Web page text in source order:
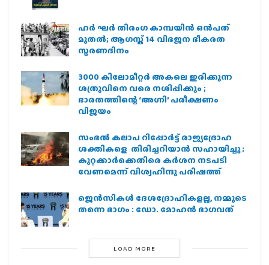
ഹര്‍ ഘര്‍ തിരംഗ കാമ്പയിന്‍ ഒന്‍പത്
മുതല്‍; ആഗസ്ത് 14 വിഭജന ഭീകരത
സ്മരണദിനം
3000 കിലോമീറ്റർ അകലെ ഇരിക്കുന്ന
ശത്രുവിനെ വരെ നശിപ്പിക്കും ;
ഭാരതത്തിന്റെ ‘അഗ്നി’ പരീക്ഷണം
വിജയം
സംഭൽ കലാപ റിപ്പോർട്ട് രാജ്യദ്രോഹ
ശക്തികളെ തിരിച്ചറിയാൻ സഹായിച്ചു ;
കുറ്റക്കാർക്കെതിരെ കർശന നടപടി
വേണമെന്ന് വിശ്വഹിന്ദു പരിഷത്ത്
ജെന്‍സികള്‍ ദേശദ്രോഹികളല്ല, നമ്മുടെ
തന്നെ ഭാഗം : ഡോ. മോഹന്‍ ഭാഗവത്
LOAD MORE